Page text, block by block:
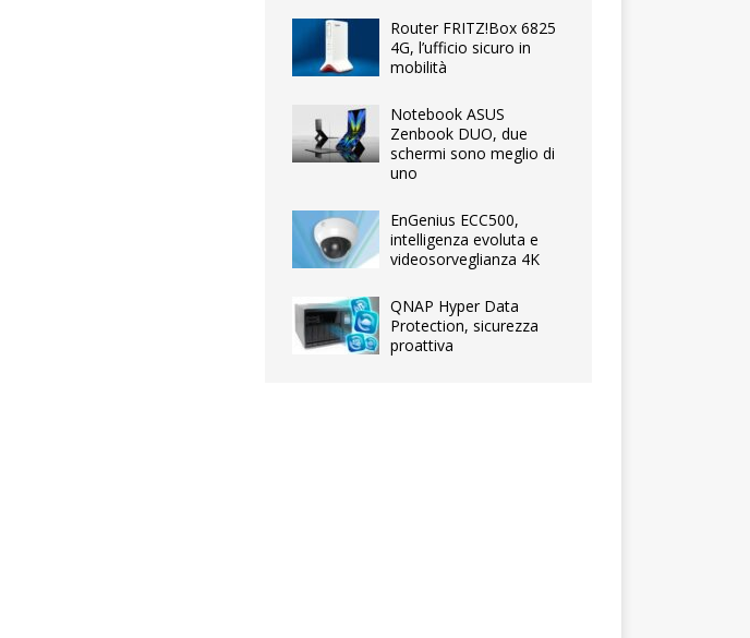
Router FRITZ!Box 6825
4G, l’ufficio sicuro in
mobilità
Notebook ASUS
Zenbook DUO, due
schermi sono meglio di
uno
EnGenius ECC500,
intelligenza evoluta e
videosorveglianza 4K
QNAP Hyper Data
Protection, sicurezza
proattiva